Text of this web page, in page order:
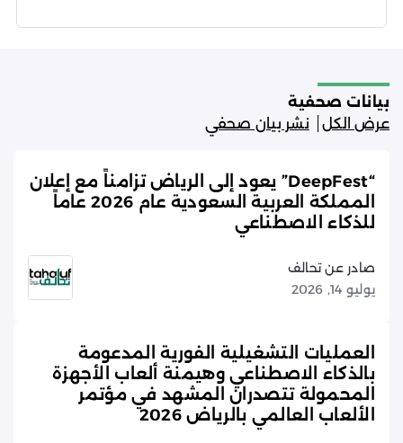
بيانات صحفية
عرض الكل
نشر بيان صحفي
“DeepFest” يعود إلى الرياض تزامناً مع إعلان
المملكة العربية السعودية عام 2026 عاماً
للذكاء الاصطناعي
صادر عن تحالف
يوليو 14, 2026
العمليات التشغيلية الفورية المدعومة
بالذكاء الاصطناعي وهيمنة ألعاب الأجهزة
المحمولة تتصدران المشهد في مؤتمر
الألعاب العالمي بالرياض 2026